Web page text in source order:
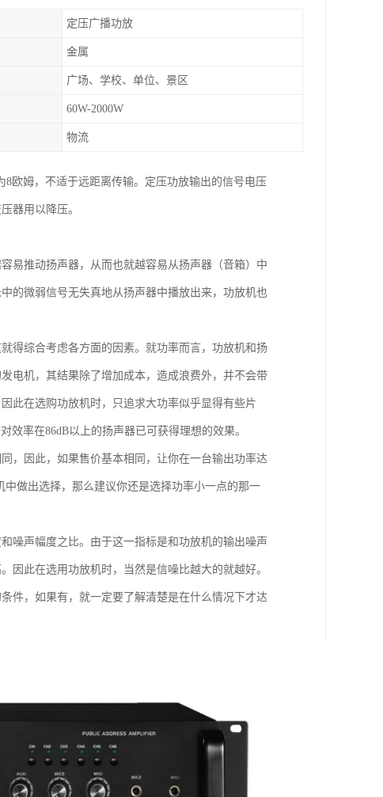
定压广播功放
金属
广场、学校、单位、景区
60W-2000W
物流
欧姆，不适于远距离传输。定压功放输出的信号电压
器用以降压。
易推动扬声器，从而也就越容易从扬声器（音箱）中
的微弱信号无失真地从扬声器中播放出来，功放机也
得综合考虑各方面的因素。就功率而言，功放机和扬
电机，其结果除了增加成本，造成浪费外，并不会带
此在选购功放机时，只追求大功率似乎显得有些片
效率在86dB以上的扬声器已可获得理想的效果。
，因此，如果售价基本相同，让你在一台输出功率达
做出选择，那么建议你还是选择功率小一点的那一
噪声幅度之比。由于这一指标是和功放机的输出噪声
因此在选用功放机时，当然是信噪比越大的就越好。
件，如果有，就一定要了解清楚是在什么情况下才达